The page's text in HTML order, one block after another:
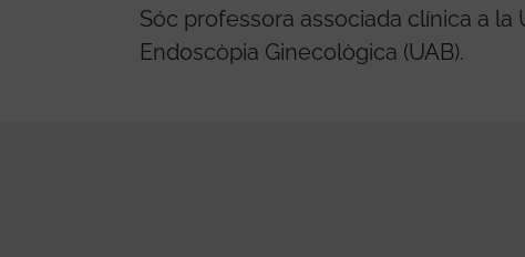
Sóc professora associada clínica a
Endoscòpia Ginecològica (UAB).